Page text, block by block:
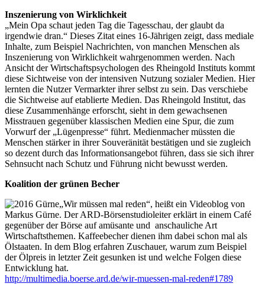
Inszenierung von Wirklichkeit
„Mein Opa schaut jeden Tag die Tagesschau, der glaubt da
irgendwie dran.“ Dieses Zitat eines 16-Jährigen zeigt, dass mediale
Inhalte, zum Beispiel Nachrichten, von manchen Menschen als
Inszenierung von Wirklichkeit wahrgenommen werden. Nach
Ansicht der Wirtschaftspsychologen des Rheingold Instituts kommt
diese Sichtweise von der intensiven Nutzung sozialer Medien. Hier
lernten die Nutzer Vermarkter ihrer selbst zu sein. Das verschiebe
die Sichtweise auf etablierte Medien. Das Rheingold Institut, das
diese Zusammenhänge erforscht, sieht in dem gewachsenen
Misstrauen gegenüber klassischen Medien eine Spur, die zum
Vorwurf der „Lügenpresse“ führt. Medienmacher müssten die
Menschen stärker in ihrer Souveränität bestätigen und sie zugleich
so dezent durch das Informationsangebot führen, dass sie sich ihrer
Sehnsucht nach Schutz und Führung nicht bewusst werden.
Koalition der grünen Becher
„Wir müssen mal reden“, heißt ein Videoblog von
Markus Gürne. Der ARD-Börsenstudioleiter erklärt in einem Café
gegenüber der Börse auf amüsante und anschauliche Art
Wirtschaftsthemen. Kaffeebecher dienen ihm dabei schon mal als
Ölstaaten. In dem Blog erfahren Zuschauer, warum zum Beispiel
der Ölpreis in letzter Zeit gesunken ist und welche Folgen diese
Entwicklung hat.
http://multimedia.boerse.ard.de/wir-muessen-mal-reden#1789